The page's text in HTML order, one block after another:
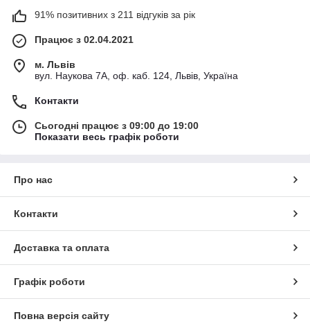
91% позитивних з 211 відгуків за рік
Працює з 02.04.2021
м. Львів
вул. Наукова 7А, оф. каб. 124, Львів, Україна
Контакти
Сьогодні працює з 09:00 до 19:00
Показати весь графік роботи
Про нас
Контакти
Доставка та оплата
Графік роботи
Повна версія сайту